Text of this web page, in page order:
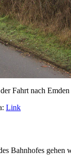
Fahrt nach Emden
Link
Bahnhofes